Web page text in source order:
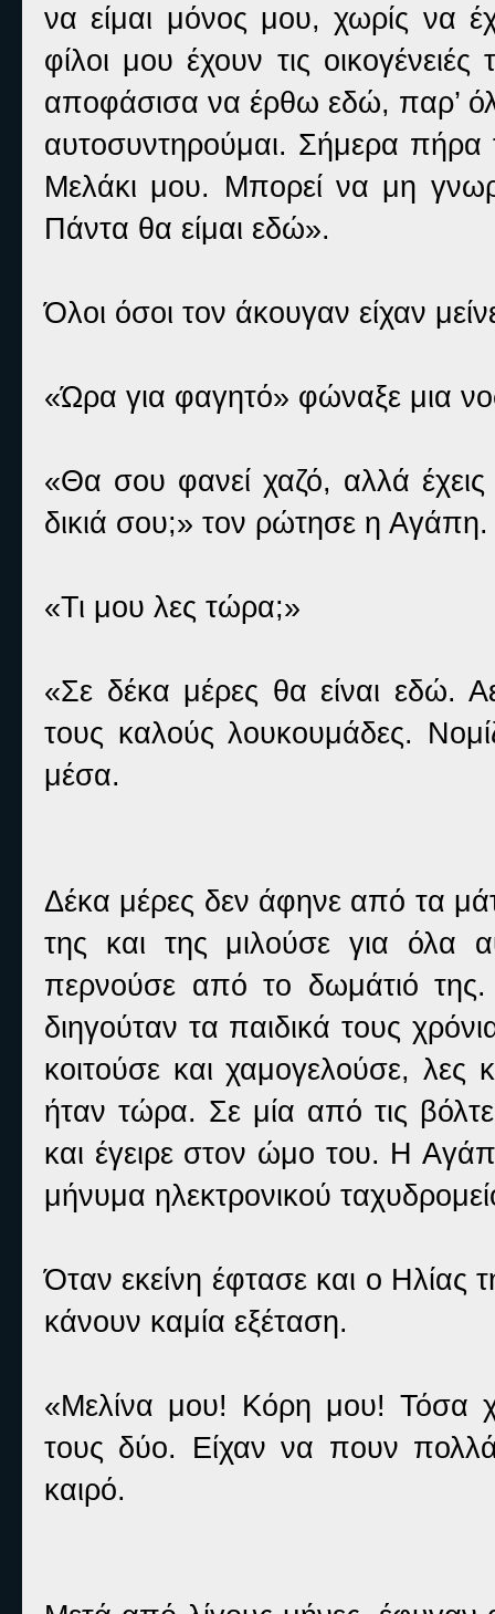
να είμαι μόνος μου, χωρίς να
φίλοι μου έχουν τις
αποφάσισα να έρθω εδώ, παρ’
αυτοσυντηρούμαι. Σήμερα
Μελάκι μου. Μπορεί να μη
Πάντα θα είμαι εδώ».
Όλοι όσοι τον άκουγαν είχαν
«Ώρα για φαγητό» φώναξε μια
«Θα σου φανεί χαζό, αλλά έχεις
δικιά σου;» τον ρώτησε η Αγάπη.
«Τι μου λες τώρα;»
«Σε δέκα μέρες θα είναι εδώ.
τους καλούς λουκουμάδες.
μέσα.
Δέκα μέρες δεν άφηνε από τα
της και της μιλούσε για όλα
περνούσε από το δωμάτιό της.
διηγούταν τα παιδικά τους
κοιτούσε και χαμογελούσε,
ήταν τώρα. Σε μία από τις
και έγειρε στον ώμο του. Η
μήνυμα ηλεκτρονικού
Όταν εκείνη έφτασε και ο Ηλίας
κάνουν καμία εξέταση.
«Μελίνα μου! Κόρη μου! Τόσα
τους δύο. Είχαν να πουν
καιρό.